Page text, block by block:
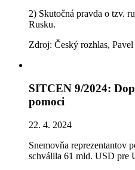
2) Skutočná pravda o tzv.
Rusku.
Zdroj: Český rozhlas,
SITCEN 9/2024:
pomoci
22. 4. 2024
Snemovňa reprezentantov
schválila 61 mld. USD pre